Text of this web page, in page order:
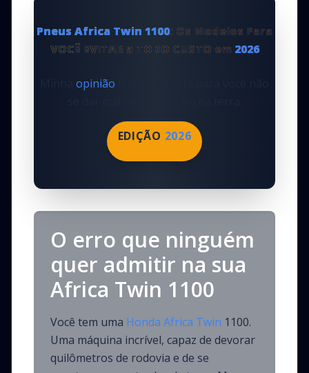
Pneus Africa Twin 1100: Os Modelos Para
VOCÊ EVITAR a TODO CUSTO em 2026
opinião
EDIÇÃO 2026
O erro que ninguém
quer admitir na sua
Africa Twin 1100
Você tem uma Honda Africa Twin 1100.
Uma máquina incrível, capaz de devorar
quilômetros de rodovia e de se